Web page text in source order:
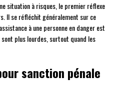
situation à risques, le premier réflexe
Il se réfléchit généralement sur ce
à une personne en danger est
plus lourdes, surtout quand les
sanction pénale